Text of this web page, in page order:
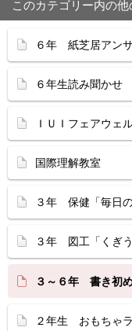
このカテゴリー内の他
６年 紙芝居アン
６年生読み聞かせ
ＩＵＩフェアウ
国際理解教室
３年 保健「毎日の
３年 図工「くぎう
３～６年 書き初
２年生 おもちゃ